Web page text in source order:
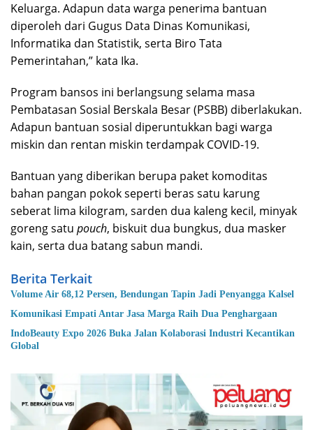
Keluarga. Adapun data warga penerima bantuan
diperoleh dari Gugus Data Dinas Komunikasi,
Informatika dan Statistik, serta Biro Tata
Pemerintahan,” kata Ika.
Program bansos ini berlangsung selama masa
Pembatasan Sosial Berskala Besar (PSBB) diberlakukan.
Adapun bantuan sosial diperuntukkan bagi warga
miskin dan rentan miskin terdampak COVID-19.
Bantuan yang diberikan berupa paket komoditas
bahan pangan pokok seperti beras satu karung
seberat lima kilogram, sarden dua kaleng kecil, minyak
goreng satu pouch, biskuit dua bungkus, dua masker
kain, serta dua batang sabun mandi.
Berita Terkait
Volume Air 68,12 Persen, Bendungan Tapin Jadi Penyangga Kalsel
Komunikasi Empati Antar Jasa Marga Raih Dua Penghargaan
IndoBeauty Expo 2026 Buka Jalan Kolaborasi Industri Kecantikan
Global